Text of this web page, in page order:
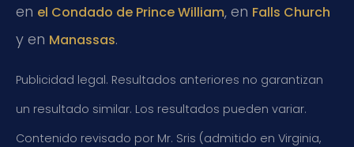
en el Condado de Prince William, en Falls Church
y en Manassas.
Publicidad legal. Resultados anteriores no garantizan
un resultado similar. Los resultados pueden variar.
Contenido revisado por Mr. Sris (admitido en Virginia,